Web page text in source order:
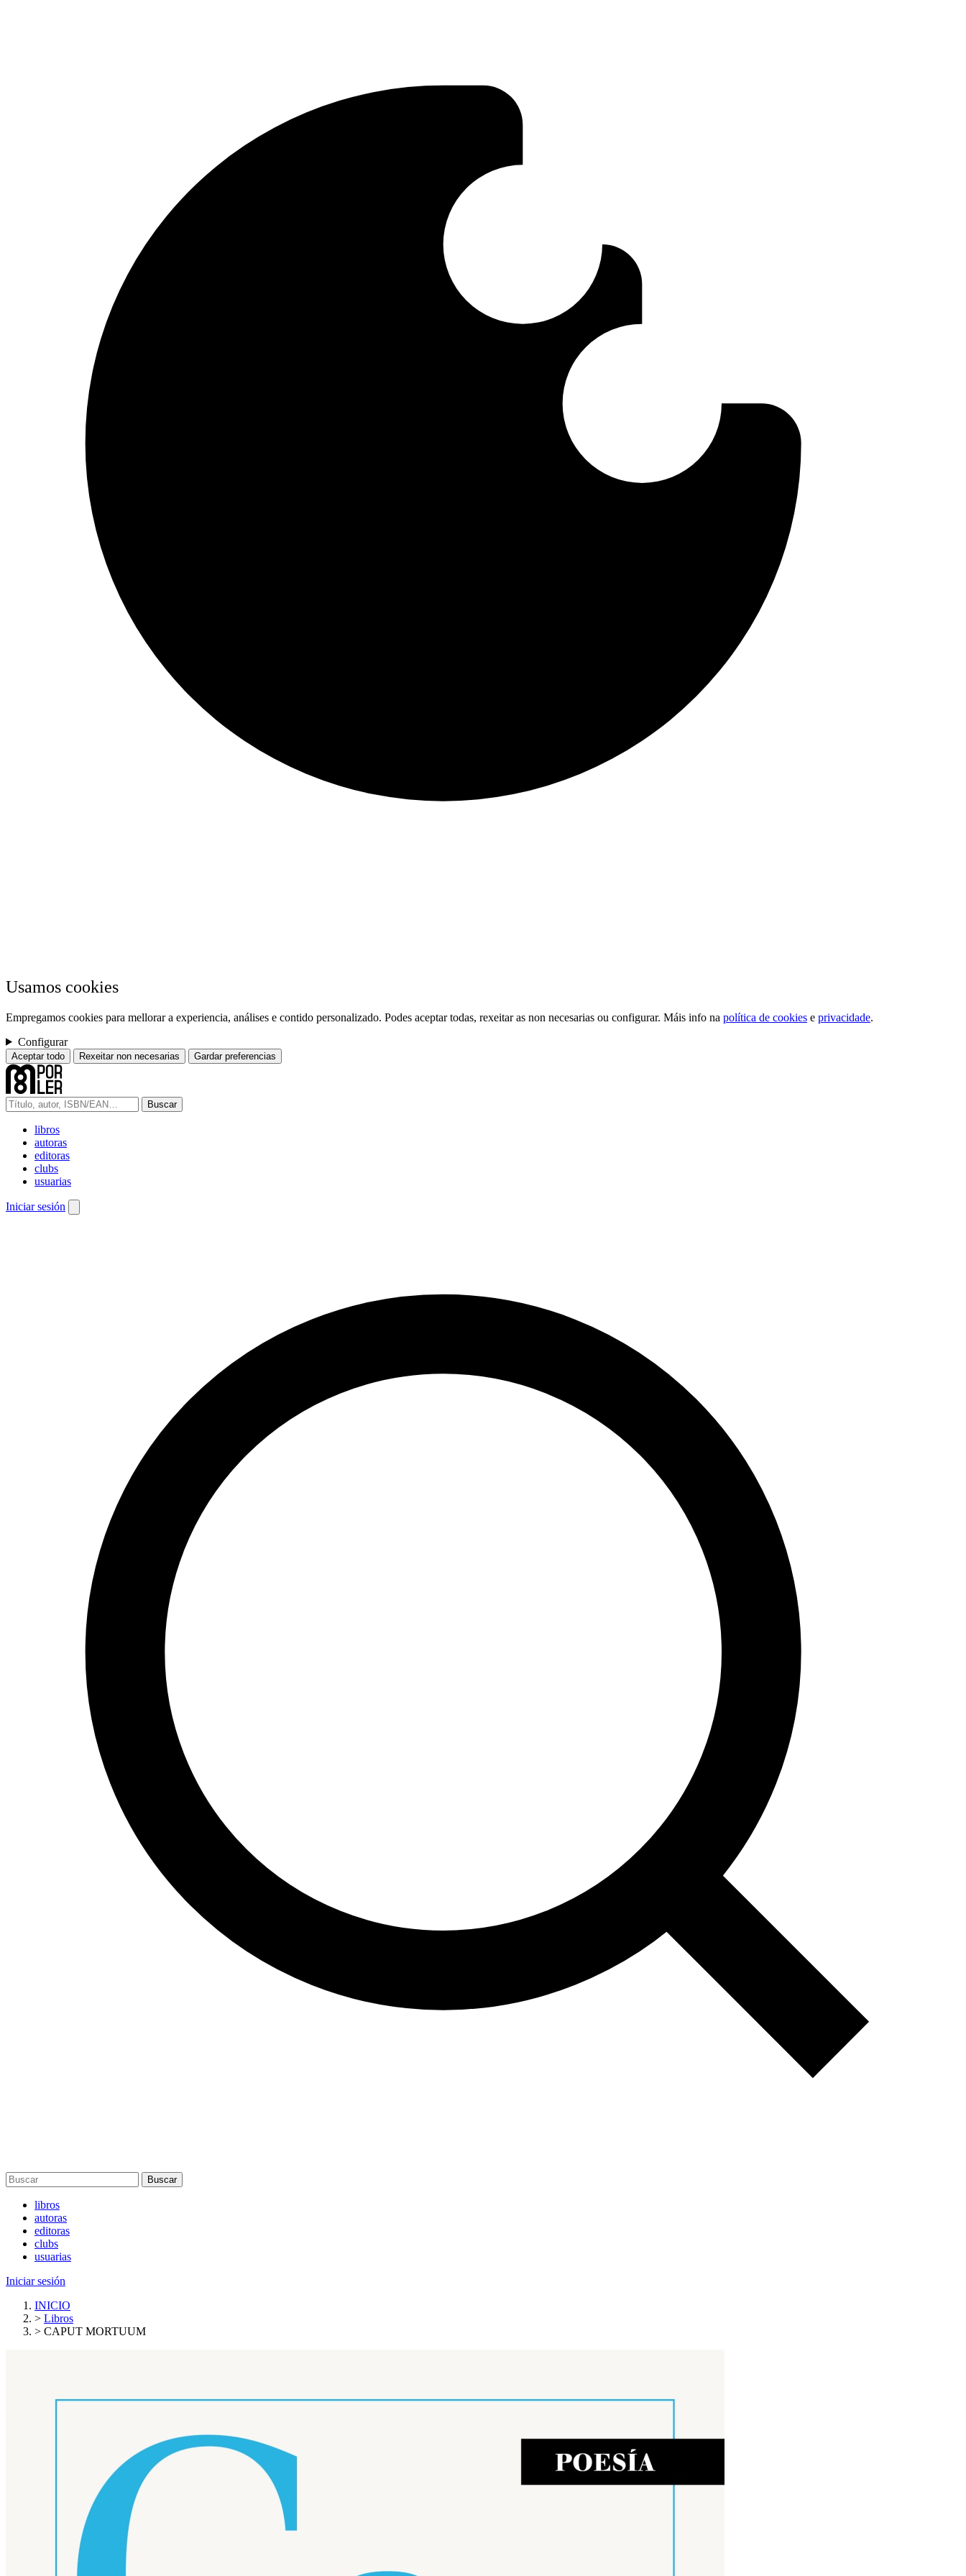
Usamos cookies
Empregamos cookies para mellorar a experiencia, análises e contido personalizado. Podes aceptar todas, rexeitar as non necesarias ou configurar. Máis info na política de cookies e privacidade.
Configurar
Aceptar todo Rexeitar non necesarias Gardar preferencias
Buscar
libros
autoras
editoras
clubs
usuarias
Iniciar sesión
Buscar
libros
autoras
editoras
clubs
usuarias
Iniciar sesión
INICIO
> Libros
> CAPUT MORTUUM